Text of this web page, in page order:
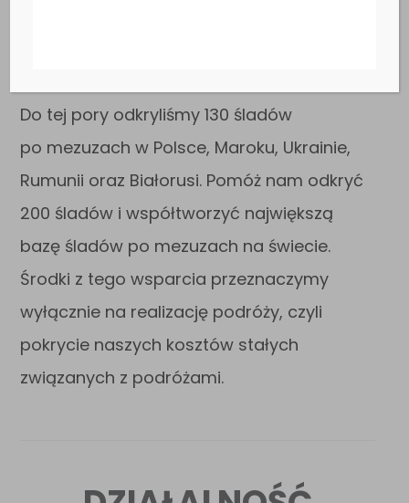
Do tej pory odkryliśmy 130 śladów
po mezuzach w Polsce, Maroku, Ukrainie,
Rumunii oraz Białorusi. Pomóż nam odkryć
200 śladów i współtworzyć największą
bazę śladów po mezuzach na świecie.
Środki z tego wsparcia przeznaczymy
wyłącznie na realizację podróży, czyli
pokrycie naszych kosztów stałych
związanych z podróżami.